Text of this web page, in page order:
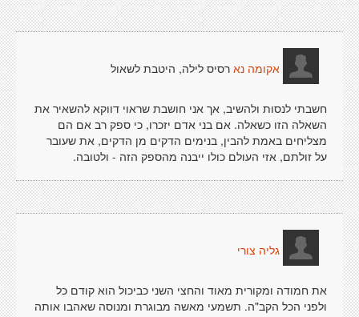
אקומה נא רסיס לילה, היטבת לשאול
חשבתי לנסות ולהשיב, אך אני חושבת שראוי דווקא להשאיר את
השאלה הזו כשאלה. אם בני אדם יזכרו, כי ספק רב אם הם
מצליחים באמת להבין, בנימים הדקים מן הדקים, את שעובר
על זולתם, אזי העולם כולו ייבנה מהספק הזה - ולטובה.
גליה צורי
את חמודה ומקורית מאוד והחצי השני כביכול הוא קודם כל
ולפני הכל הקב"ה. תשמעי מאשה מבוגרת ומנוסה שאהבו אותה